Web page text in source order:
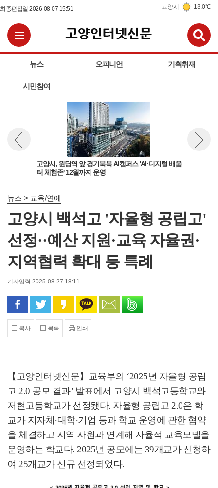
최종편집일 2026-08-07 15:51 고양시 13.0℃
뉴스 오피니언 기획취재
시민참여
전체메뉴보기
고양시, 원당역 앞 경기북북 AI캠퍼스 'AI·디지털 배움
터 체험존' 12월까지 운영
뉴스 이전보기
뉴스 > 교육/연예
고양시 백석고 '자율형 공립고'
선정··예산 지원·교육 자율권·
지역협력 확대 등 특례
기사입력 2025-08-27 18:11
페이스북으로 공유
트위터로 공유카카오 스토리로 공유
카카오톡으로 공유
문자로 공유
복사 목록 인쇄
【고양인터넷신문】 교육부의 ‘2025년 자율형 공립
고 2.0 공모 결과’ 발표에서 고양시 백석고등학교와
저현고등학교가 선정됐다. 자율형 공립고 2.0은 학
교가 지자체 ·대학·기업 등과 학교 운영에 관한 협약
을 체결하고 지역 자원과 연계해 자율적 교육모델을
운영하는 학교다. 2025년 공모에는 39개교가 신청하
여 25개교가 신규 선정되었다.